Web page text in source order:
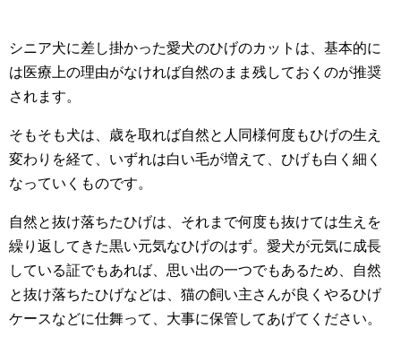
シニア犬に差し掛かった愛犬のひげのカットは、基本的に
は医療上の理由がなければ自然のまま残しておくのが推奨
されます。
そもそも犬は、歳を取れば自然と人同様何度もひげの生え
変わりを経て、いずれは白い毛が増えて、ひげも白く細く
なっていくものです。
自然と抜け落ちたひげは、それまで何度も抜けては生えを
繰り返してきた黒い元気なひげのはず。愛犬が元気に成長
している証でもあれば、思い出の一つでもあるため、自然
と抜け落ちたひげなどは、猫の飼い主さんが良くやるひげ
ケースなどに仕舞って、大事に保管してあげてください。